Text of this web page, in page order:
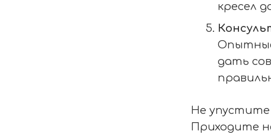
кресел
дать
Не
Приходите